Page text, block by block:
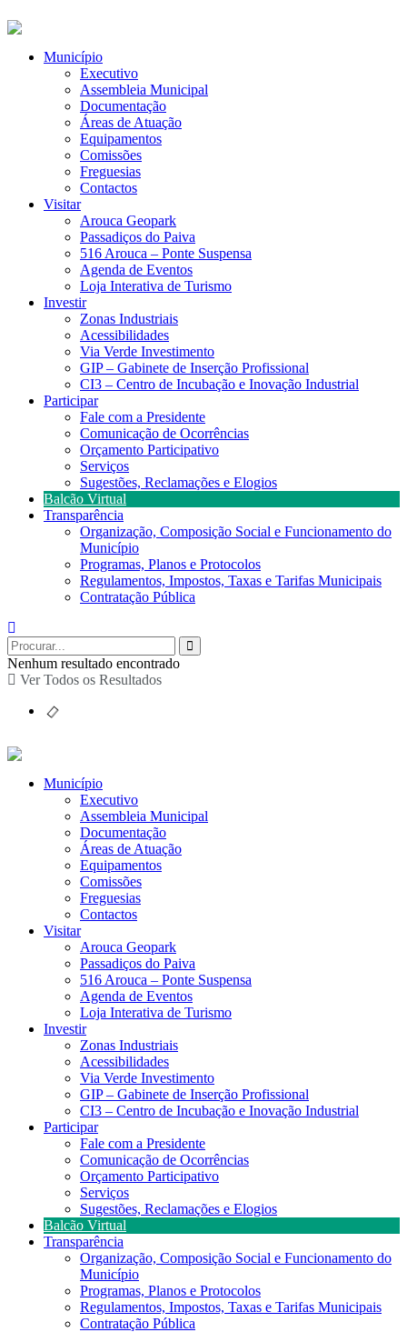
Município
Executivo
Assembleia Municipal
Documentação
Áreas de Atuação
Equipamentos
Comissões
Freguesias
Contactos
Visitar
Arouca Geopark
Passadiços do Paiva
516 Arouca – Ponte Suspensa
Agenda de Eventos
Loja Interativa de Turismo
Investir
Zonas Industriais
Acessibilidades
Via Verde Investimento
GIP – Gabinete de Inserção Profissional
CI3 – Centro de Incubação e Inovação Industrial
Participar
Fale com a Presidente
Comunicação de Ocorrências
Orçamento Participativo
Serviços
Sugestões, Reclamações e Elogios
Balcão Virtual
Transparência
Organização, Composição Social e Funcionamento do
Município
Programas, Planos e Protocolos
Regulamentos, Impostos, Taxas e Tarifas Municipais
Contratação Pública
Nenhum resultado encontrado
Ver Todos os Resultados
Município
Executivo
Assembleia Municipal
Documentação
Áreas de Atuação
Equipamentos
Comissões
Freguesias
Contactos
Visitar
Arouca Geopark
Passadiços do Paiva
516 Arouca – Ponte Suspensa
Agenda de Eventos
Loja Interativa de Turismo
Investir
Zonas Industriais
Acessibilidades
Via Verde Investimento
GIP – Gabinete de Inserção Profissional
CI3 – Centro de Incubação e Inovação Industrial
Participar
Fale com a Presidente
Comunicação de Ocorrências
Orçamento Participativo
Serviços
Sugestões, Reclamações e Elogios
Balcão Virtual
Transparência
Organização, Composição Social e Funcionamento do
Município
Programas, Planos e Protocolos
Regulamentos, Impostos, Taxas e Tarifas Municipais
Contratação Pública